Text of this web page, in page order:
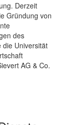
Derzeit
Gründung von
des
die Universität
AG & Co.